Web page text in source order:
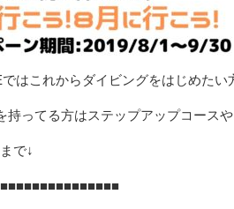
はこれからダイビングをはじめた
持ってる方はステップアップコース
で↓